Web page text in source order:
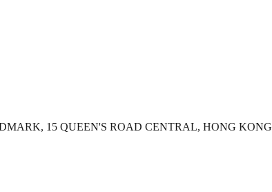
15 QUEEN'S ROAD CENTRAL, HONG KONG